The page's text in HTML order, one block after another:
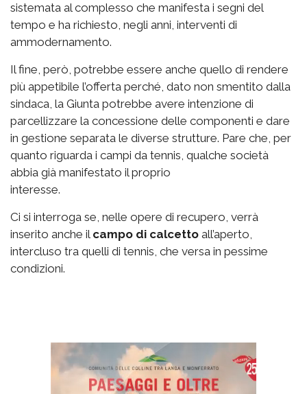
sistemata al complesso che manifesta i segni del
tempo e ha richiesto, negli anni, interventi di
ammodernamento.
Il fine, però, potrebbe essere anche quello di rendere
più appetibile l’offerta perché, dato non smentito dalla
sindaca, la Giunta potrebbe avere intenzione di
parcellizzare la concessione delle componenti e dare
in gestione separata le diverse strutture. Pare che, per
quanto riguarda i campi da tennis, qualche società
abbia già manifestato il proprio
interesse.
Ci si interroga se, nelle opere di recupero, verrà
inserito anche il campo di calcetto all’aperto,
intercluso tra quelli di tennis, che versa in pessime
condizioni.